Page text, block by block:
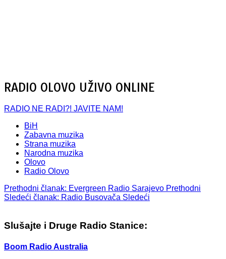
RADIO OLOVO UŽIVO ONLINE
RADIO NE RADI?! JAVITE NAM!
BiH
Zabavna muzika
Strana muzika
Narodna muzika
Olovo
Radio Olovo
Prethodni članak: Evergreen Radio Sarajevo Prethodni
Sledeći članak: Radio Busovača Sledeći
Slušajte i Druge Radio Stanice:
Boom Radio Australia